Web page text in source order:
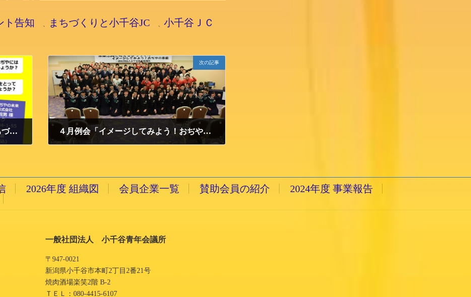
ト告知 まちづくりと小千谷JC 小千谷ＪＣ
４月公開例会【未来志向で考えるまちづくり～イメージしてみよう！おぢやの未来～】のご案内
次の記事
４月例会「イメージしてみよう！おぢやの未来」活動報告
2026年度 組織図 会員企業一覧 賛助会員の紹介
2024年度 事業報告
一般社団法人 小千谷青年会議所
〒947-0021
新潟県小千谷市本町2丁目2番21号
焼肉酒場楽笑2階 B-2
ＴＥＬ：080-4415-6107